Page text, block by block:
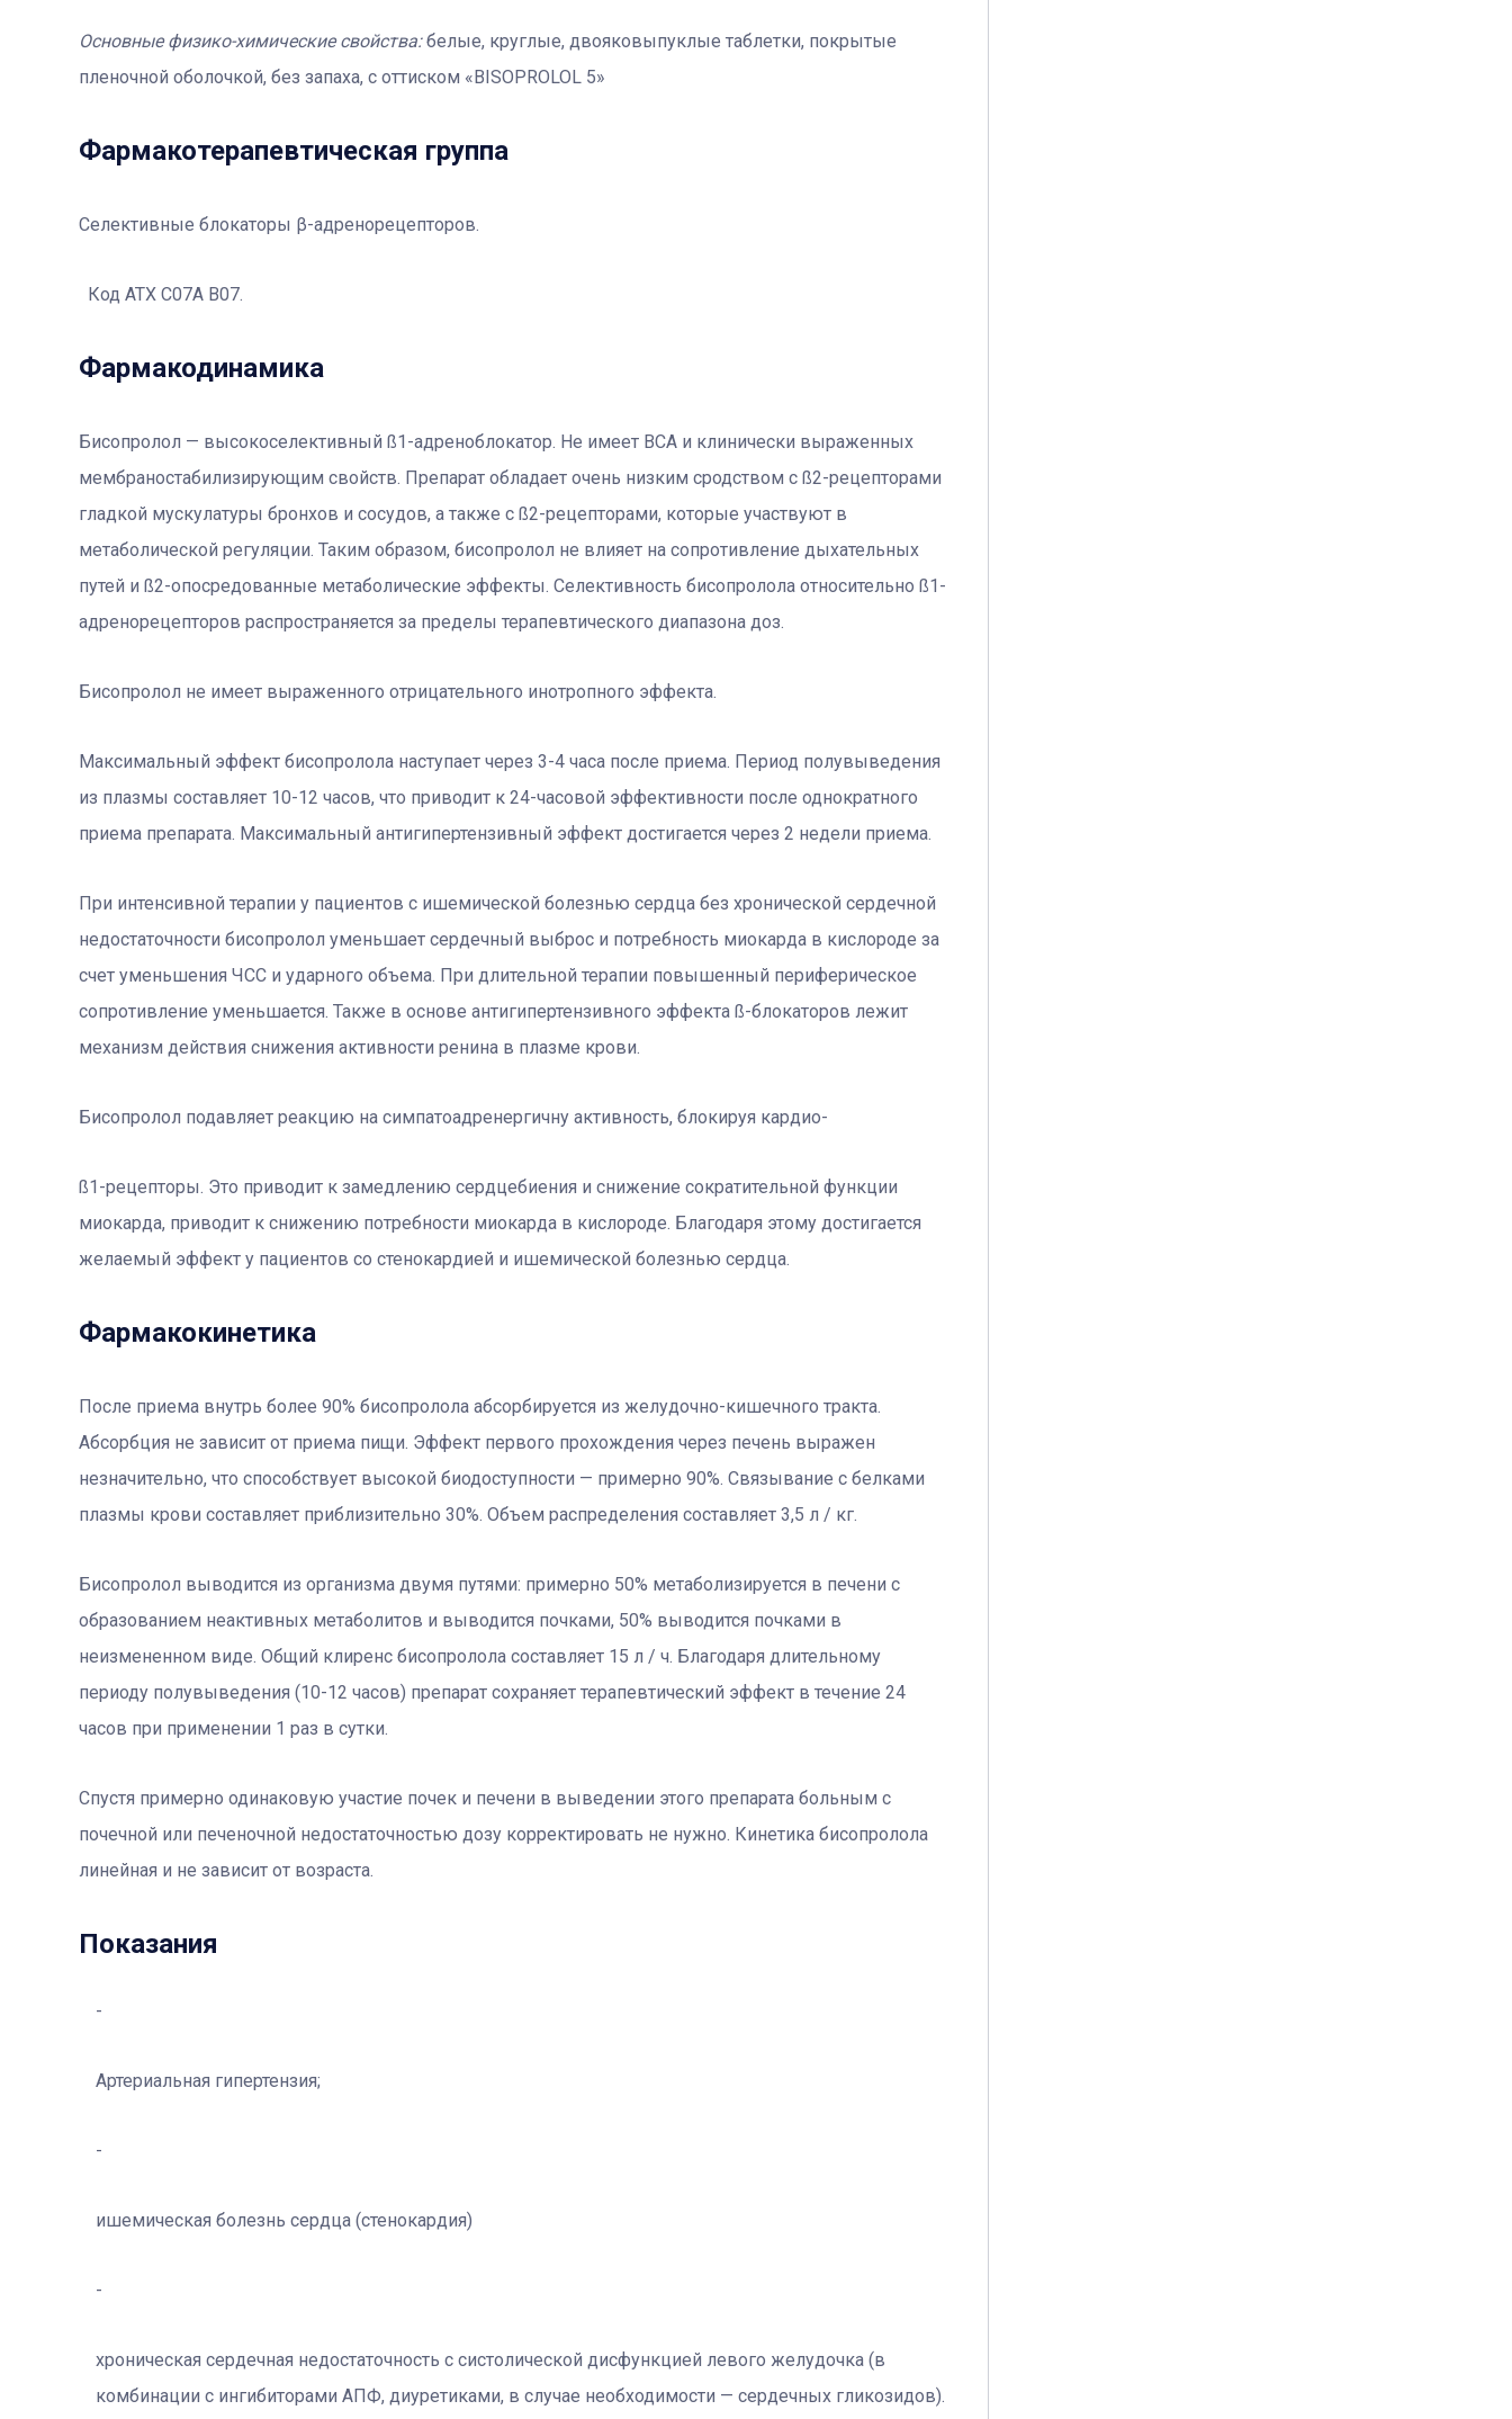
Основные физико-химические свойства:белые, круглые, двояковыпуклые таблетки, покрытые
пленочной оболочкой, без запаха, с оттиском «BISOPROLOL 5»
Фармакотерапевтичеcкая группа
Селективные блокаторы β-адренорецепторов.
Код АТX С07А В07.
Фармакодинамика
Бисопролол — высокоселективный ß1-адреноблокатор. Не имеет ВСА и клинически выраженных
мембраностабилизирующим свойств. Препарат обладает очень низким сродством с ß2-рецепторами
гладкой мускулатуры бронхов и сосудов, а также с ß2-рецепторами, которые участвуют в
метаболической регуляции. Таким образом, бисопролол не влияет на сопротивление дыхательных
путей и ß2-опосредованные метаболические эффекты. Селективность бисопролола относительно ß1-
адренорецепторов распространяется за пределы терапевтического диапазона доз.
Бисопролол не имеет выраженного отрицательного инотропного эффекта.
Максимальный эффект бисопролола наступает через 3-4 часа после приема. Период полувыведения
из плазмы составляет 10-12 часов, что приводит к 24-часовой эффективности после однократного
приема препарата. Максимальный антигипертензивный эффект достигается через 2 недели приема.
При интенсивной терапии у пациентов с ишемической болезнью сердца без хронической сердечной
недостаточности бисопролол уменьшает сердечный выброс и потребность миокарда в кислороде за
счет уменьшения ЧСС и ударного объема. При длительной терапии повышенный периферическое
сопротивление уменьшается. Также в основе антигипертензивного эффекта ß-блокаторов лежит
механизм действия снижения активности ренина в плазме крови.
Бисопролол подавляет реакцию на симпатоадренергичну активность, блокируя кардио-
ß1-рецепторы. Это приводит к замедлению сердцебиения и снижение сократительной функции
миокарда, приводит к снижению потребности миокарда в кислороде. Благодаря этому достигается
желаемый эффект у пациентов со стенокардией и ишемической болезнью сердца.
Фармакокинетика
После приема внутрь более 90% бисопролола абсорбируется из желудочно-кишечного тракта.
Абсорбция не зависит от приема пищи. Эффект первого прохождения через печень выражен
незначительно, что способствует высокой биодоступности — примерно 90%. Связывание с белками
плазмы крови составляет приблизительно 30%. Объем распределения составляет 3,5 л / кг.
Бисопролол выводится из организма двумя путями: примерно 50% метаболизируется в печени с
образованием неактивных метаболитов и выводится почками, 50% выводится почками в
неизмененном виде. Общий клиренс бисопролола составляет 15 л / ч. Благодаря длительному
периоду полувыведения (10-12 часов) препарат сохраняет терапевтический эффект в течение 24
часов при применении 1 раз в сутки.
Спустя примерно одинаковую участие почек и печени в выведении этого препарата больным с
почечной или печеночной недостаточностью дозу корректировать не нужно. Кинетика бисопролола
линейная и не зависит от возраста.
Показания
Артериальная гипертензия;
ишемическая болезнь сердца (стенокардия)
хроническая сердечная недостаточность с систолической дисфункцией левого желудочка (в
комбинации с ингибиторами АПФ, диуретиками, в случае необходимости — сердечных гликозидов).